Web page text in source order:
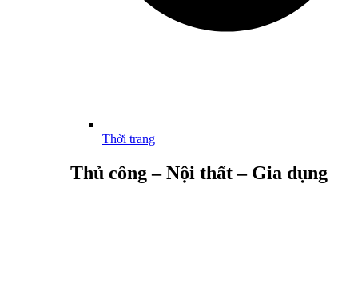
Thời trang
Thủ công – Nội thất – Gia dụng